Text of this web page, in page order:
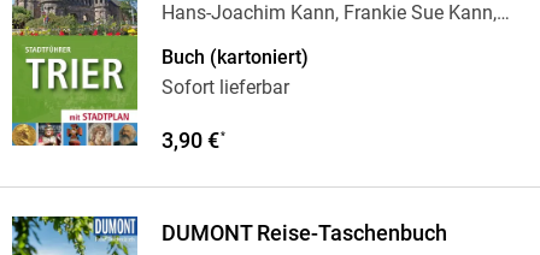
Hans-Joachim Kann, Frankie Sue Kann,
Hans J Kann
Buch (kartoniert)
Sofort lieferbar
3,90 €*
DUMONT Reise-Taschenbuch